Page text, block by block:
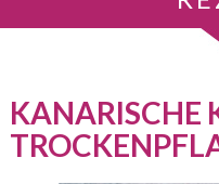
KANARISCHE